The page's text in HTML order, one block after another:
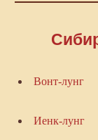
Вонт-лунг
Иенк-лунг